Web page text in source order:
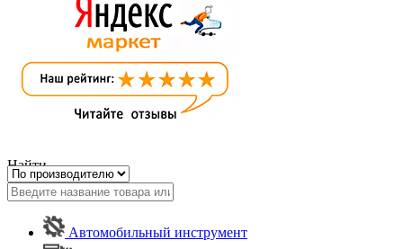
Найти
Автомобильный инструмент